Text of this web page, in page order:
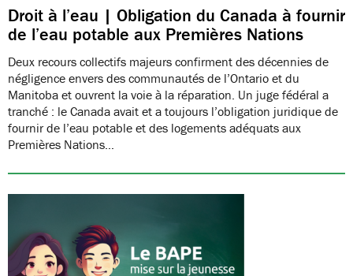
Droit à l’eau | Obligation du Canada à fournir
de l’eau potable aux Premières Nations
Deux recours collectifs majeurs confirment des décennies de
négligence envers des communautés de l’Ontario et du
Manitoba et ouvrent la voie à la réparation. Un juge fédéral a
tranché : le Canada avait et a toujours l’obligation juridique de
fournir de l’eau potable et des logements adéquats aux
Premières Nations…